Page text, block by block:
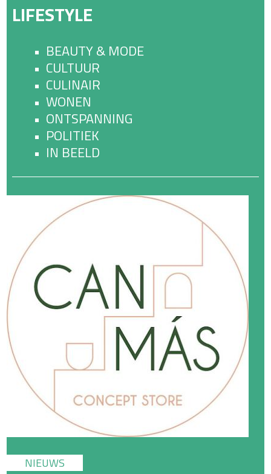
LIFESTYLE
BEAUTY & MODE
CULTUUR
CULINAIR
WONEN
ONTSPANNING
POLITIEK
IN BEELD
NIEUWS